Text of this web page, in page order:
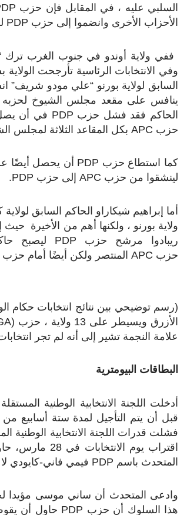
السلبي عليه ، في المقابل فإن حزب
الأحزاب الأخرى وانضموا إلى حزب PDP
ففي ولاية أوندو في جنوب الغرب
وفي الانتخابات الرئاسية تأرجحت
السابق لولاية بورنو “علي مودو
ينافس على مقعد مجلس الشيوخ لحزبه
الحاكم فقد فشل حزب PDP
حزب APC بكل المقاعد الثلاثة لمجلس
كما استطاع حزب PDP
لينشقوا من حزب APC إلى حزب PDP
.
أما إبراهيم شيكاراو الحاكم السابق
ولاية بورنو ، ولكنها أهم من الأخيرة حيث
ريبادوا مرشح حزب PDP ليصبح
حزب APC المنتصر ولكن أيضًا أمام حزب
(رسم توضيحي بين نتائج انتخابات حكام
الأزرق ويسيطر على 13 ولاية ، حزب (
علامة النجمة تشير إلى أنه لم تجر انتخابات في
البطاقات البيومترية
أدخلت اللجنة الانتخابية الوطنية
فشلت قدرات اللجنة الانتخابية الوطنية
اقتراب يوم الانتخابات في 28 مارس، حاول حزب
المتحدث باسم PDP فيمي فاني-كايودي
وادعى المتحدث أن ساني موسى مؤيدا
هذا السلوك أن حزب PDP حاول أن